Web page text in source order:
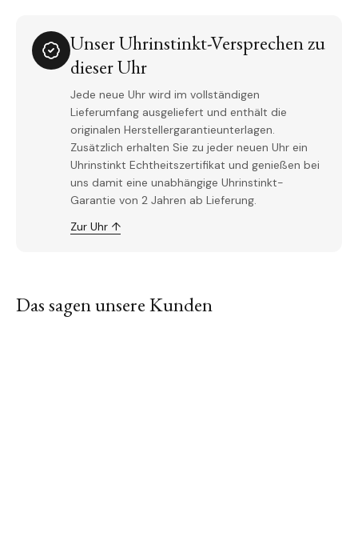
Unser Uhrinstinkt-Versprechen zu
dieser Uhr
Jede neue Uhr wird im vollständigen
Lieferumfang ausgeliefert und enthält die
originalen Herstellergarantieunterlagen.
Zusätzlich erhalten Sie zu jeder neuen Uhr ein
Uhrinstinkt Echtheitszertifikat und genießen bei
uns damit eine unabhängige Uhrinstinkt-
Garantie von 2 Jahren ab Lieferung.
Zur Uhr ↑
Das sagen unsere Kunden